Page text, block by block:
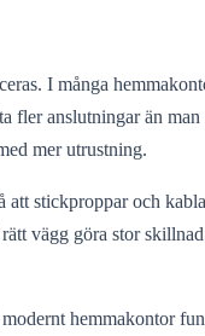
I många
anslutningar än
mer utrustning.
stickproppar och
vägg göra stor
hemmakontor